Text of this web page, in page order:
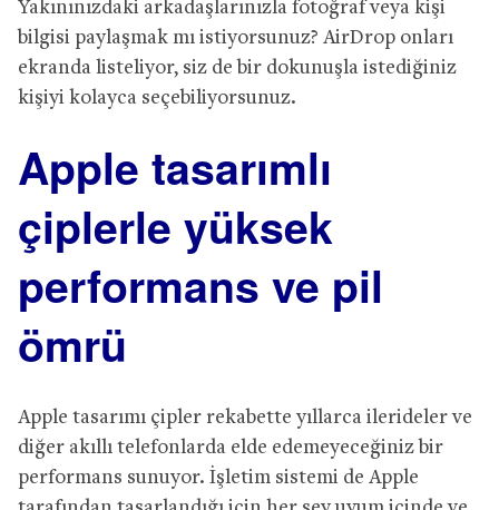
Yakınınızdaki arkadaşlarınızla fotoğraf veya kişi
bilgisi paylaşmak mı istiyorsunuz? AirDrop onları
ekranda listeliyor, siz de bir dokunuşla istediğiniz
kişiyi kolayca seçebiliyorsunuz.
Apple tasarımlı
çiplerle yüksek
performans ve pil
ömrü
Apple tasarımı çipler rekabette yıllarca ilerideler ve
diğer akıllı telefonlarda elde edemeyeceğiniz bir
performans sunuyor. İşletim sistemi de Apple